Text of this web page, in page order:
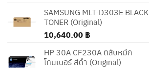
SAMSUNG MLT-D303E BLACK
TONER (Original)
10,640.00 ฿
HP 30A CF230A ตลับหมึก
โทนเนอร์ สีดำ (Original)